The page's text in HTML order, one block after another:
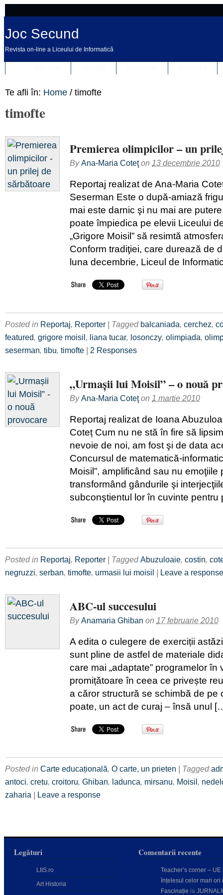
Joc Secund
Revista on-line a Liceului de Informatică
Te afli în: Home / timofte
timofte
Premierea olimpicilor – un
ByAna-Maria Coteţon 13 decembrie 2010
Reportaj realizat de Ana-Maria
Seserman Este o după-amiază
mai este darnic şi nu mai are
poate împiedica pe elevii Liceului
„Grigore Moisil” să resimtă
Conform tradiţiei, care durează de
luna decembrie, Liceul de
Posted in Reportaj, Reporter | Tagged balcaniada, cerchez,
featured, grigore moisil, liana tucar, losonczy, olimpiada,
seserman, tibu, timofte | 2 Responses
„Urmașii lui Moisil” – o nouă
ByAna-Maria Coteţon 1 martie 2010
Reportaj realizat de Ioana
Coteț Cum nu ne stă în fire să
nevoie de noi, am fost şi de data
Concursul de matematică-
Moisil”, amplificând sau nu emoţiile
transformând gândurile şi
subconştientul lor în cuvinte
Posted in Reportaj, Reporter | TaggedAbuzuloaie, costin,
negruzzi, serban, timofte, urmasii lui moisil | Leave a response
ABC-ul succesului
ByAnamaria Ghiban on 17 februarie 2010
A edita o culegere de exerciții
sunt pline de astfel de materiale
care mai „adaptate” programelor în
promițătoare în ceea ce privește
a căror structură se schimbă de pe
poate, un act de curaj – însă unul
Posted in Carte educațională, O carte, un prieten | Tagged
antoci, cretu, croitoru, Ghiban, ladunca, mirsanu, Moisil,
zaharia | Leave a response
Legături
LIIS.ro
Art Historia
Comentarii recente
Teacher’s corner – UE
înțelesul celor mari ori
Fascinație la